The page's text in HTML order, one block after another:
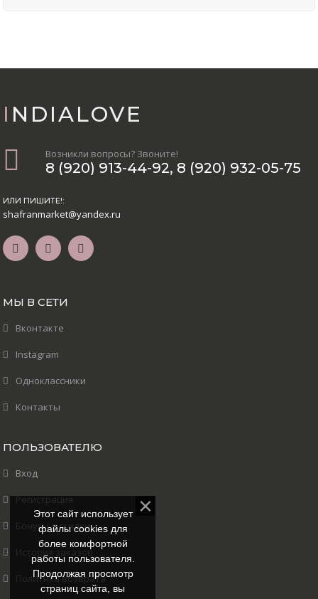
INDIALOVE
Возникли вопросы? Звоните!
8 (920) 913-44-92, 8 (920) 932-05-75
ИЛИ ПИШИТЕ!:
shafranmarket@yandex.ru
МЫ В СЕТИ
Вконтакте
Instagram
Одноклассники
Контакты
ПОЛЬЗОВАТЕЛЮ
Вход
Регистрация
Бонусы и скидки
История заказов
Политика возврата
Этот сайт использует
файлы cookies для
более комфортной
работы пользователя.
Продолжая просмотр
страниц сайта, вы